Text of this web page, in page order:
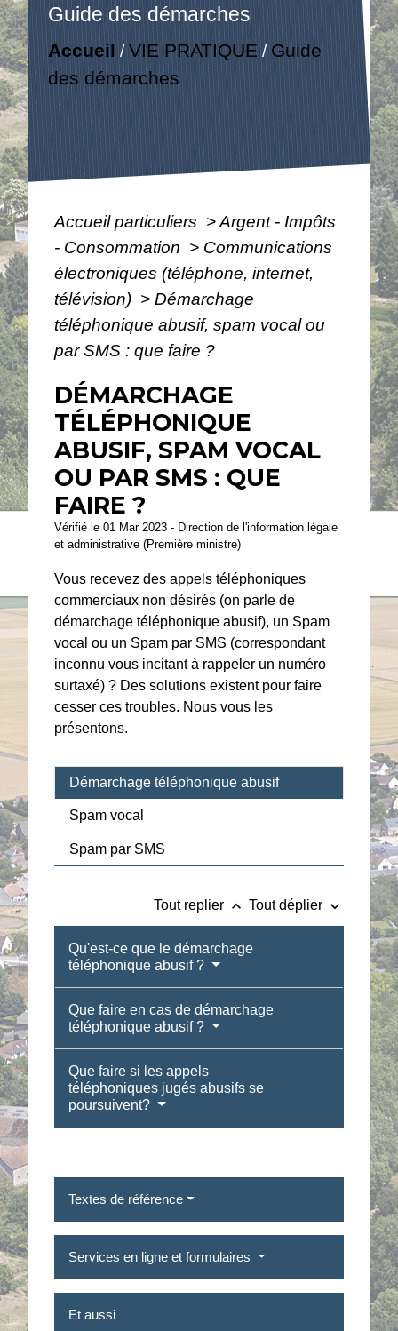
Guide des démarches
Accueil /VIE PRATIQUE / Guide
des démarches
Accueil particuliers >Argent - Impôts
- Consommation > Communications
électroniques (téléphone, internet,
télévision) > Démarchage
téléphonique abusif, spam vocal ou
par SMS : que faire ?
DÉMARCHAGE
TÉLÉPHONIQUE
ABUSIF, SPAM VOCAL
OU PAR SMS : QUE
FAIRE ?
Vérifié le 01 Mar 2023 - Direction de l'information légale
et administrative (Première ministre)
Vous recevez des appels téléphoniques
commerciaux non désirés (on parle de
démarchage téléphonique abusif), un Spam
vocal ou un Spam par SMS (correspondant
inconnu vous incitant à rappeler un numéro
surtaxé) ? Des solutions existent pour faire
cesser ces troubles. Nous vous les
présentons.
Démarchage téléphonique abusif
Spam vocal
Spam par SMS
Tout replier keyboard_arrow_up Tout déplier keyboard_arrow_down
Qu'est-ce que le démarchage
téléphonique abusif ?
Que faire en cas de démarchage
téléphonique abusif ?
Que faire si les appels
téléphoniques jugés abusifs se
poursuivent?
Textes de référence
Services en ligne et formulaires
Et aussi